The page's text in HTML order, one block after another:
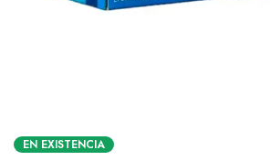
EN EXISTENCIA